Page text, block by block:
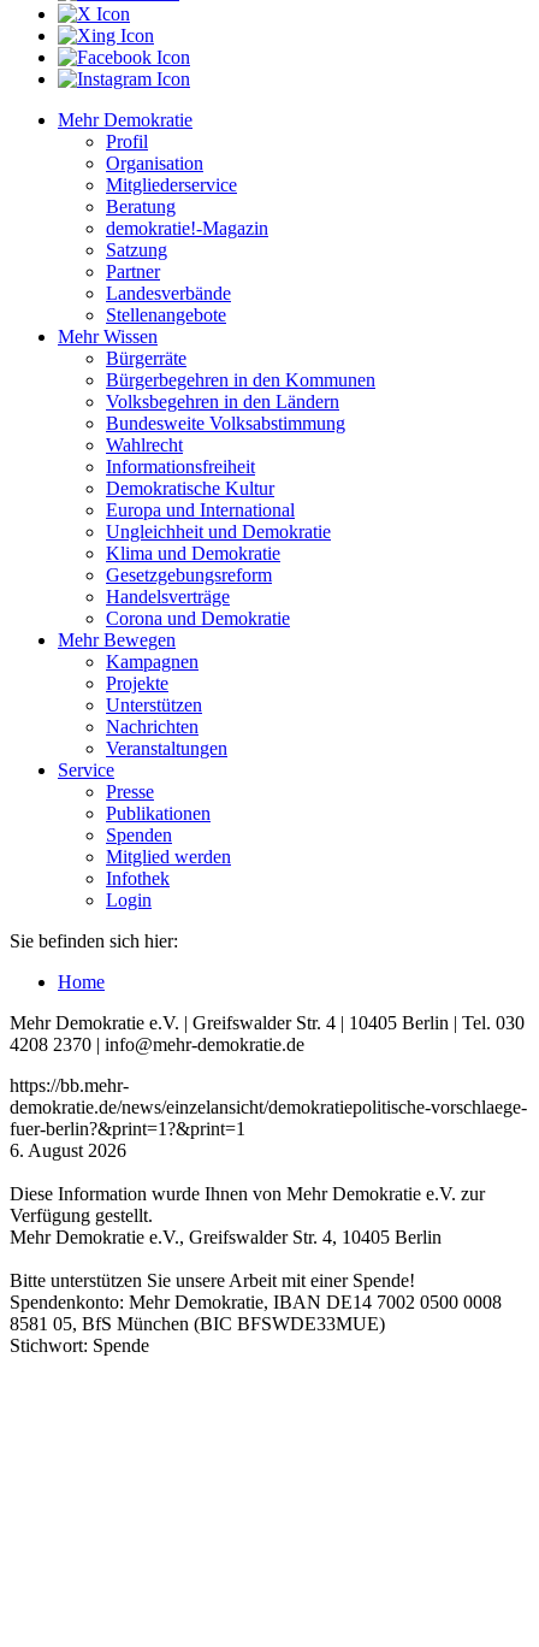
Mehr Demokratie
Profil
Organisation
Mitgliederservice
Beratung
demokratie!-Magazin
Satzung
Partner
Landesverbände
Stellenangebote
Mehr Wissen
Bürgerräte
Bürgerbegehren in den Kommunen
Volksbegehren in den Ländern
Bundesweite Volksabstimmung
Wahlrecht
Informationsfreiheit
Demokratische Kultur
Europa und International
Ungleichheit und Demokratie
Klima und Demokratie
Gesetzgebungsreform
Handelsverträge
Corona und Demokratie
Mehr Bewegen
Kampagnen
Projekte
Unterstützen
Nachrichten
Veranstaltungen
Service
Presse
Publikationen
Spenden
Mitglied werden
Infothek
Login
Sie befinden sich hier:
Home
Mehr Demokratie e.V. | Greifswalder Str. 4 | 10405 Berlin | Tel. 030
4208 2370 | info@mehr-demokratie.de
https://bb.mehr-
demokratie.de/news/einzelansicht/demokratiepolitische-vorschlaege-
fuer-berlin?&print=1?&print=1
6. August 2026
Diese Information wurde Ihnen von Mehr Demokratie e.V. zur
Verfügung gestellt.
Mehr Demokratie e.V., Greifswalder Str. 4, 10405 Berlin
Bitte unterstützen Sie unsere Arbeit mit einer Spende!
Spendenkonto: Mehr Demokratie, IBAN DE14 7002 0500 0008
8581 05, BfS München (BIC BFSWDE33MUE)
Stichwort: Spende